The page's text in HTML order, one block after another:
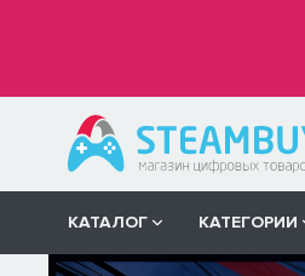
КАТАЛОГ КАТЕГОРИИ